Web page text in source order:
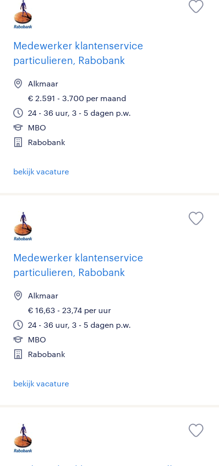
Medewerker klantenservice
particulieren, Rabobank
Alkmaar
€ 2.591 - 3.700 per maand
24 - 36 uur, 3 - 5 dagen p.w.
MBO
Rabobank
bekijk vacature
Medewerker klantenservice
particulieren, Rabobank
Alkmaar
€ 16,63 - 23,74 per uur
24 - 36 uur, 3 - 5 dagen p.w.
MBO
Rabobank
bekijk vacature